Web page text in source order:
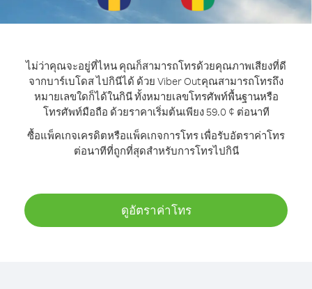
ไม่ว่าคุณจะอยู่ที่ไหน คุณก็สามารถโทรด้วยคุณภาพเสียงที่ดี
จากบาร์เบโดส ไปกินีได้ ด้วย Viber Outคุณสามารถโทรถึง
หมายเลขใดก็ได้ในกินี ทั้งหมายเลขโทรศัพท์พื้นฐานหรือ
โทรศัพท์มือถือ ด้วยราคาเริ่มต้นเพียง 59.0 ¢ ต่อนาที
ซื้อแพ็คเกจเครดิตหรือแพ็คเกจการโทร เพื่อรับอัตราค่าโทร
ต่อนาทีที่ถูกที่สุดสำหรับการโทรไปกินี
ดูอัตราค่าโทร